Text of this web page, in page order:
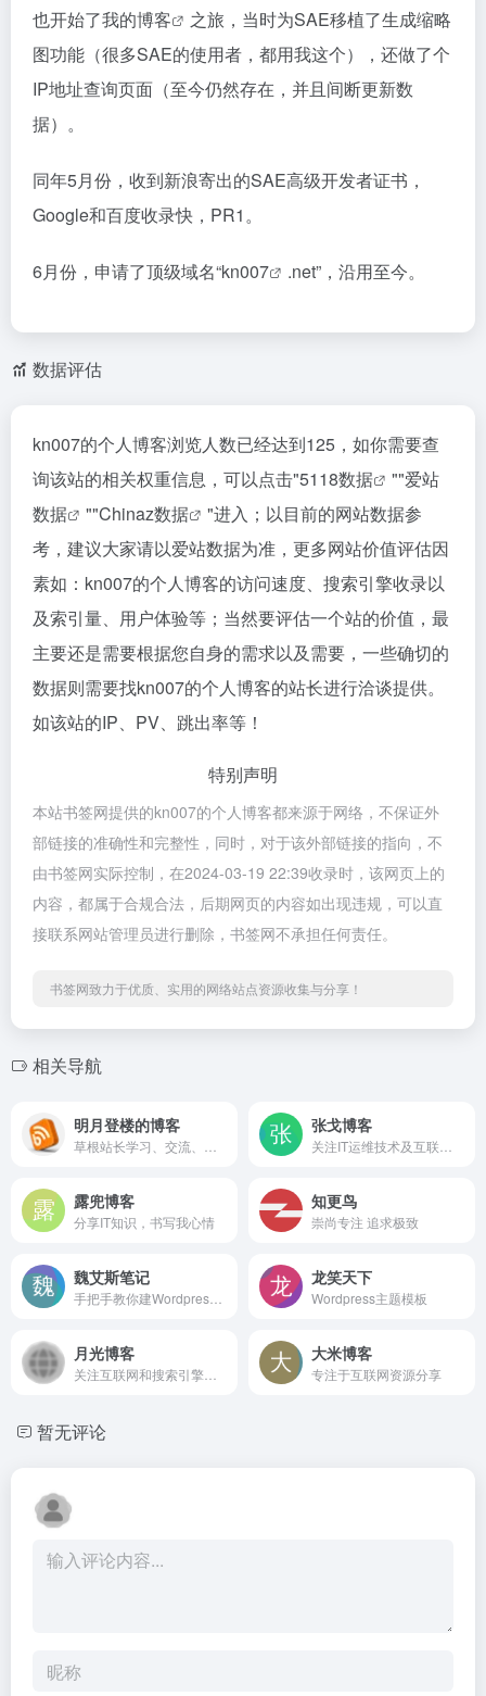
也开始了我的博客
之旅，当时为SAE移植了生成缩略
图功能（很多SAE的使用者，都用我这个），还做了个
IP地址查询页面（至今仍然存在，并且间断更新数
据）。
同年5月份，收到新浪寄出的SAE高级开发者证书，
Google和百度收录快，PR1。
6月份，申请了顶级域名“kn007 .net”，沿用至今。
数据评估
kn007的个人博客浏览人数已经达到125，如你需要查
询该站的相关权重信息，可以点击"5118数据 ""爱站
数据
""Chinaz数据
"进入；以目前的网站数据参
考，建议大家请以爱站数据为准，更多网站价值评估因
素如：kn007的个人博客的访问速度、搜索引擎收录以
及索引量、用户体验等；当然要评估一个站的价值，最
主要还是需要根据您自身的需求以及需要，一些确切的
数据则需要找kn007的个人博客的站长进行洽谈提供。
如该站的IP、PV、跳出率等！
特别声明
本站书签网提供的kn007的个人博客都来源于网络，不保证外
部链接的准确性和完整性，同时，对于该外部链接的指向，不
由书签网实际控制，在2024-03-19 22:39收录时，该网页上的
内容，都属于合规合法，后期网页的内容如出现违规，可以直
接联系网站管理员进行删除，书签网不承担任何责任。
书签网致力于优质、实用的网络站点资源收集与分享！
相关导航
明月登楼的博客 张戈博客
露兜博客
分享IT知识，书写我心情
知更鸟
崇尚专注 追求极致
魏艾斯笔记 龙笑天下
Wordpress主题模板
月光博客 大米博客
专注于互联网资源分享
暂无评论